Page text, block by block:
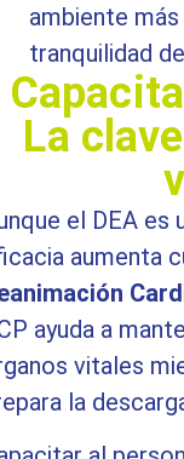
ambiente
tranquilidad
La
el DEA es
aumenta
ayuda a
vitales
la